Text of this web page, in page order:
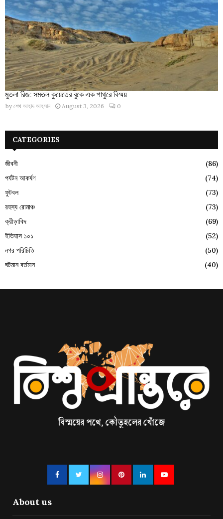
মুতলা রিজ: সমতল কুয়েতের বুকে এক পাথুরে বিস্ময়
by শেখ আহাদ আহসান August 3, 2026 0
CATEGORIES
জীবনী
(86)
পর্যটন আকর্ষণ
(74)
ফুটবল
(73)
রহস্য রোমাঞ্চ
(73)
ক্রীড়াবিদ
(69)
ইতিহাস ১০১
(52)
নগর পরিচিতি
(50)
ঘটমান বর্তমান
(40)
About us